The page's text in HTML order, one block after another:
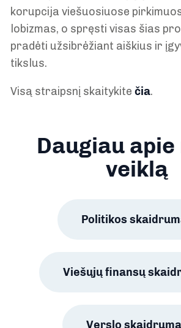
korupcija viešuosiuose
lobizmas, o spręsti visas šias
pradėti užsibrėžiant aiškius ir
tikslus.
Visą straipsnį skaitykite čia.
Daugiau apie
veiklą
Politikos
Viešųjų finansų
Verslo